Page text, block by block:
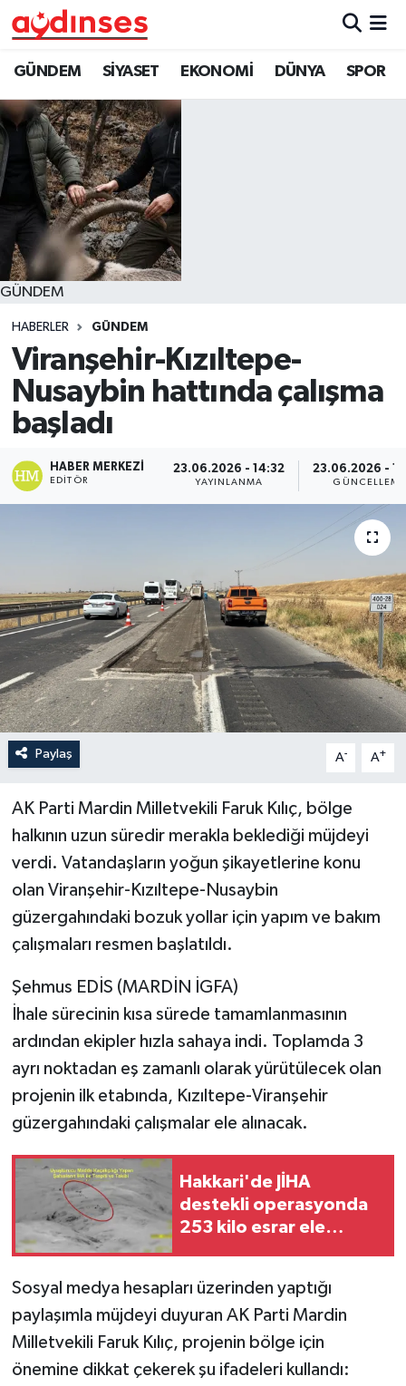
GÜNDEM SİYASET EKONOMİ DÜNYA SPOR
GÜNDEM
HABERLER GÜNDEM
Viranşehir-Kızıltepe-
Nusaybin hattında çalışma
başladı
HABER MERKEZI
EDITÖR
23.06.2026 - 14:32
YAYINLANMA
23.06.2026 -
GÜNCELLEME
Paylaş A- A+
AK Parti Mardin Milletvekili Faruk Kılıç, bölge
halkının uzun süredir merakla beklediği müjdeyi
verdi. Vatandaşların yoğun şikayetlerine konu
olan Viranşehir-Kızıltepe-Nusaybin
güzergahındaki bozuk yollar için yapım ve bakım
çalışmaları resmen başlatıldı.
Şehmus EDİS (MARDİN İGFA)
İhale sürecinin kısa sürede tamamlanmasının
ardından ekipler hızla sahaya indi. Toplamda 3
ayrı noktadan eş zamanlı olarak yürütülecek olan
projenin ilk etabında, Kızıltepe-Viranşehir
güzergahındaki çalışmalar ele alınacak.
Hakkari'de JİHA
destekli operasyonda
253 kilo esrar ele
Sosyal medya hesapları üzerinden yaptığı
paylaşımla müjdeyi duyuran AK Parti Mardin
Milletvekili Faruk Kılıç, projenin bölge için
önemine dikkat çekerek şu ifadeleri kullandı:
GÜNDEM
SİYASET
EKONOMİ
DÜNYA
SPOR
MAGAZİN
Nöbetçi Eczaneler
Hava Durumu
Aydin Namaz Vakitleri
Trafik Durumu
Süper Lig Puan Durumu ve Fikstür
Tüm Manşetler
Son Dakika Haberleri
Haber Arşivi